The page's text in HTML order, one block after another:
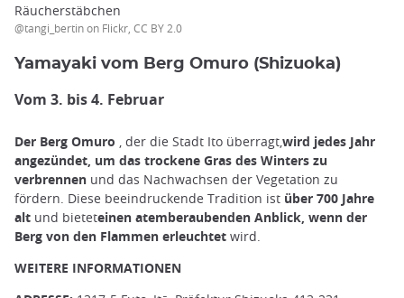
Räucherstäbchen
@tangi_bertin on Flickr, CC BY 2.0
Yamayaki vom Berg Omuro (Shizuoka)
Vom 3. bis 4. Februar
Der Berg Omuro , der die Stadt Ito überragt,wird jedes Jahr
angezündet, um das trockene Gras des Winters zu
verbrennen und das Nachwachsen der Vegetation zu
fördern. Diese beeindruckende Tradition ist über 700 Jahre
alt und bieteteinen atemberaubenden Anblick, wenn der
Berg von den Flammen erleuchtet wird.
WEITERE INFORMATIONEN